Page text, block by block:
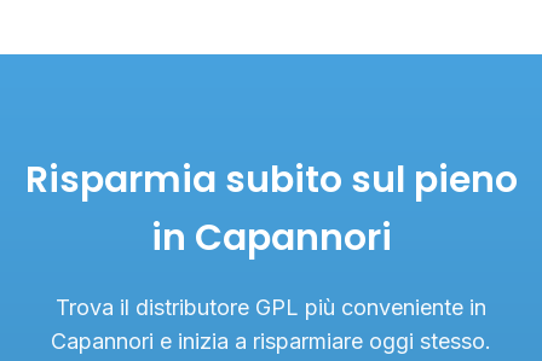
Risparmia subito sul pieno
in Capannori
Trova il distributore GPL più conveniente in
Capannori e inizia a risparmiare oggi stesso.